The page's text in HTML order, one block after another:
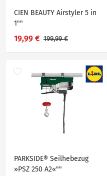
CIEN BEAUTY Airstyler 5 in
1""
19,99 € 199,99 €
PARKSIDE® Seilhebezug
»PSZ 250 A2«""